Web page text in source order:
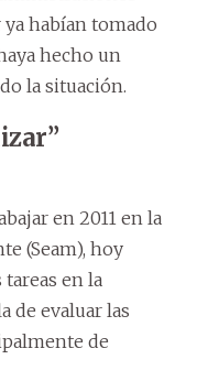
habían tomado
hecho un
la situación.
en 2011 en la
(Seam), hoy
en la
de evaluar las
de